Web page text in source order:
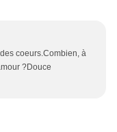
coeurs.Combien, à
?Douce